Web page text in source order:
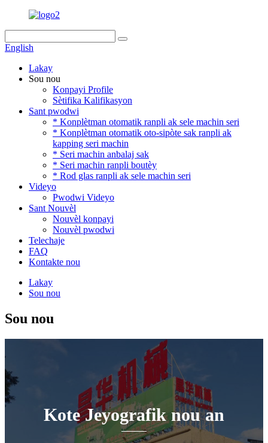
English
Lakay
Sou nou
Konpayi Profile
Sètifika Kalifikasyon
Sant pwodwi
* Konplètman otomatik ranpli ak sele machin seri
* Konplètman otomatik oto-sipòte sak ranpli ak
kapping seri machin
* Seri machin anbalaj sak
* Seri machin ranpli boutèy
* Rod glas ranpli ak sele machin seri
Videyo
Pwodwi Videyo
Sant Nouvèl
Nouvèl konpayi
Nouvèl pwodwi
Telechaje
FAQ
Kontakte nou
Lakay
Sou nou
Sou nou
Kote Jeyografik nou an